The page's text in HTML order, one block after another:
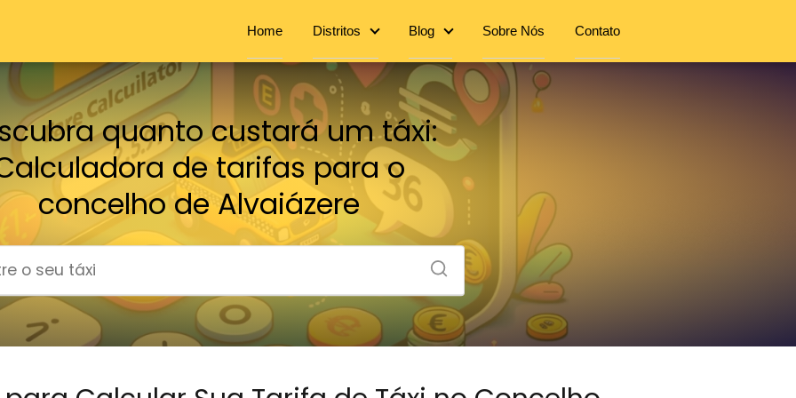
Home Distritos Blog Sobre Nós Contato
quanto custará um táxi:
de tarifas para o
concelho de Alvaiázere